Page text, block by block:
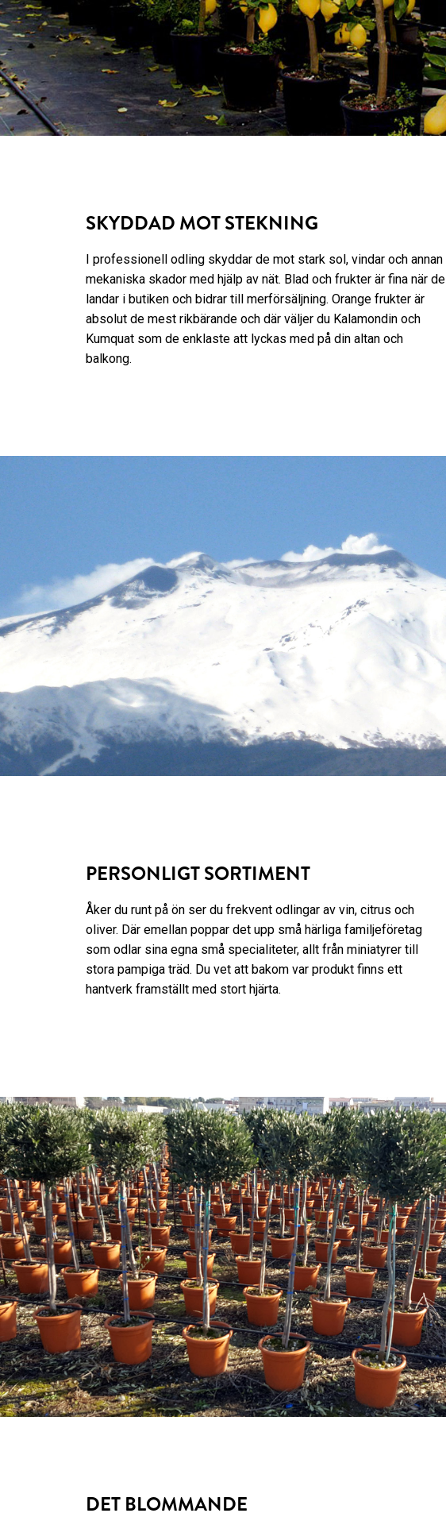
SKYDDAD MOT STEKNING
I professionell odling skyddar de mot stark sol, vindar och annan
mekaniska skador med hjälp av nät. Blad och frukter är fina när de
landar i butiken och bidrar till merförsäljning. Orange frukter är
absolut de mest rikbärande och där väljer du Kalamondin och
Kumquat som de enklaste att lyckas med på din altan och
balkong.
PERSONLIGT SORTIMENT
Åker du runt på ön ser du frekvent odlingar av vin, citrus och
oliver. Där emellan poppar det upp små härliga familjeföretag
som odlar sina egna små specialiteter, allt från miniatyrer till
stora pampiga träd. Du vet att bakom var produkt finns ett
hantverk framställt med stort hjärta.
DET BLOMMANDE